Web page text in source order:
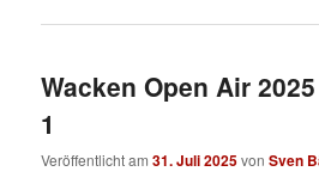
Wacken Open Air
1
Veröffentlicht am31. Juli 2025vonSven